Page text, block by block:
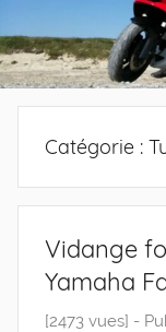
Catégorie :
Vidange
Yamaha
[2473 vues] -